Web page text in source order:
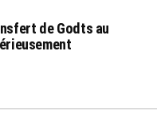
de Godts au